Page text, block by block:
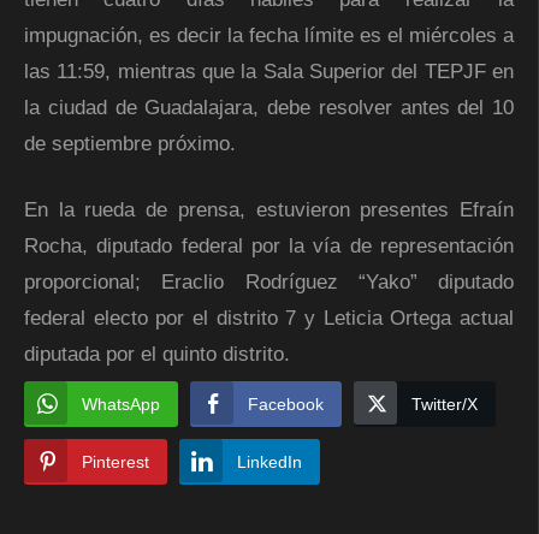
impugnación, es decir la fecha límite es el miércoles a
las 11:59, mientras que la Sala Superior del TEPJF en
la ciudad de Guadalajara, debe resolver antes del 10
de septiembre próximo.
En la rueda de prensa, estuvieron presentes Efraín
Rocha, diputado federal por la vía de representación
proporcional; Eraclio Rodríguez “Yako” diputado
federal electo por el distrito 7 y Leticia Ortega actual
diputada por el quinto distrito.
WhatsApp Facebook Twitter/X
Pinterest LinkedIn